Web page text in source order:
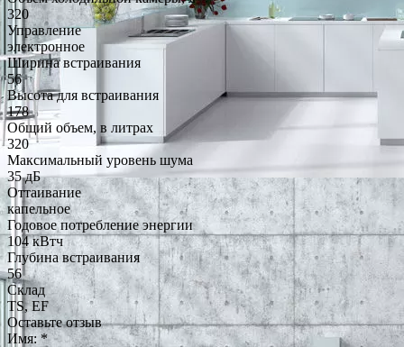
320
Управление
электронное
Ширина встраивания
56
Высота для встраивания
178
Общий объем, в литрах
320
Максимальный уровень шума
35 дБ
Оттаивание
капельное
Годовое потребление энергии
104 кВтч
Глубина встраивания
56
Склад
TS, EF
Оставьте отзыв
Имя: *